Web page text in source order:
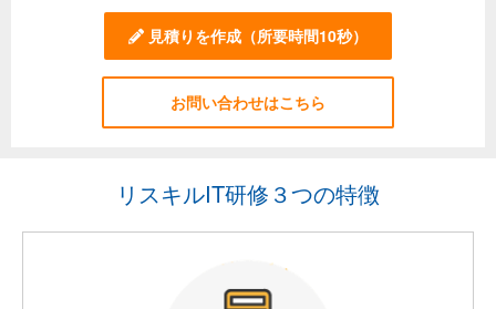
見積りを作成 （所要時間10秒）
お問い合わせはこちら
リスキルIT研修３つの特徴